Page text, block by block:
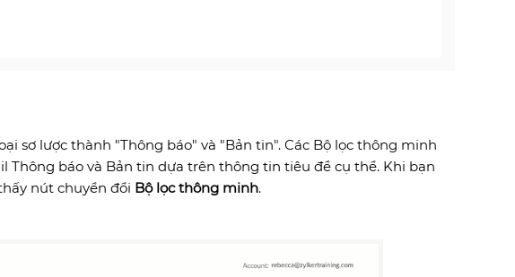
sơ lược thành "Thông báo" và "Bản tin". Các Bộ lọc thông minh
Thông báo và Bản tin dựa trên thông tin tiêu đề cụ thể. Khi bạn
nút chuyển đổi Bộ lọc thông minh.